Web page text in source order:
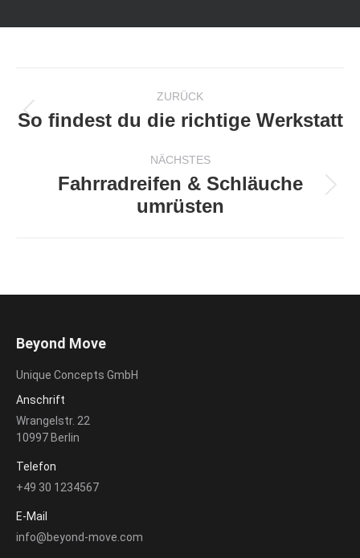
ZURÜCK
Vorheriger
So findest du die richtige Werkstatt
NÄCHSTES
Nächster
Beitrag:
Fahrradreifen & Schläuche
umrüsten
Beyond Move
Unique Concepts GmbH
Anschrift
Wrangelstr. 22
10997 Berlin
Telefon
+49 30 1234567
E-Mail
info@beyond-move.com